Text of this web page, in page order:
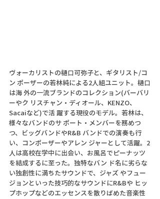
ヴォーカリストの樋口可弥子と、ギタリスト/コ
ン ポーザーの若林純による2人組ユニット。樋口
は海 外の一流ブランドのコレクション(バーバリ
ーやク リスチャン・ディオール、KENZO、
Sacaiなど)で活 躍する現役のモデル。若林は、
様々なバンドのサ ポート・メンバーを務めつ
つ、ビッグバンドやR&B バンドでの演奏も行
い、コンポーザーやアレン ジャーとして活躍。2
人は高校在学中に出会い、お風呂でピーナッツ
を結成するに至った。独特なバン ド名に劣らな
い独創性に満ちたサウンドで、ジャズ やフュー
ジョンといった技巧的なサウンドにR&Bや ヒッ
プホップなどのエッセンスを散りばめた音楽性